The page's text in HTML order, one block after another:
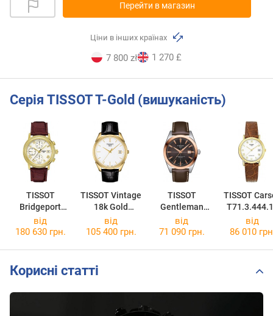
Перейти в магазин
Ціни в інших країнах
7 800 zł 1 270 £
Серія TISSOT T-Gold (вишуканість)
TISSOT
Bridgeport
T71.3.465.13
TISSOT Vintage
18k Gold
T920.410.16.0
11.00
TISSOT
Gentleman
Powermatic 80
Silicium Solid
T927.407.46.2
TISSOT
від
180 630 грн.
від
105 400 грн.
від
71 090 грн.
від
86 010
Корисні статті